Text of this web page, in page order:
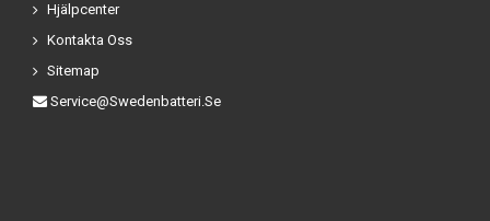
Hjälpcenter
Kontakta Oss
Sitemap
Service@swedenbatteri.se